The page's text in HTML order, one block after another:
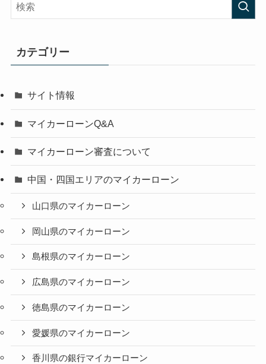
カテゴリー
サイト情報
マイカーローンQ&A
マイカーローン審査について
中国・四国エリアのマイカーローン
山口県のマイカーローン
岡山県のマイカーローン
島根県のマイカーローン
広島県のマイカーローン
徳島県のマイカーローン
愛媛県のマイカーローン
香川県の銀行マイカーローン